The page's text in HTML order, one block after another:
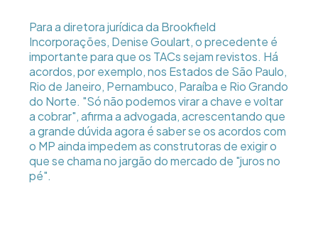
Para a diretora jurídica da Brookfield
Incorporações, Denise Goulart, o precedente é
importante para que os TACs sejam revistos. Há
acordos, por exemplo, nos Estados de São Paulo,
Rio de Janeiro, Pernambuco, Paraíba e Rio Grando
do Norte. "Só não podemos virar a chave e voltar
a cobrar", afirma a advogada, acrescentando que
a grande dúvida agora é saber se os acordos com
o MP ainda impedem as construtoras de exigir o
que se chama no jargão do mercado de "juros no
pé".